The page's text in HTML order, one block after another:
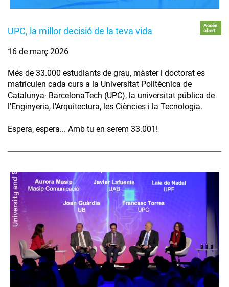
UPC, la millor decisió de la teva vida
Accés
obert
16 de març 2026
Més de 33.000 estudiants de grau, màster i doctorat es
matriculen cada curs a la Universitat Politècnica de
Catalunya· BarcelonaTech (UPC), la universitat pública de
l'Enginyeria, l'Arquitectura, les Ciències i la Tecnologia.
Espera, espera... Amb tu en serem 33.001!